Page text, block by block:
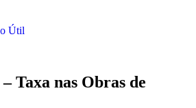
Útil
Taxa nas Obras de